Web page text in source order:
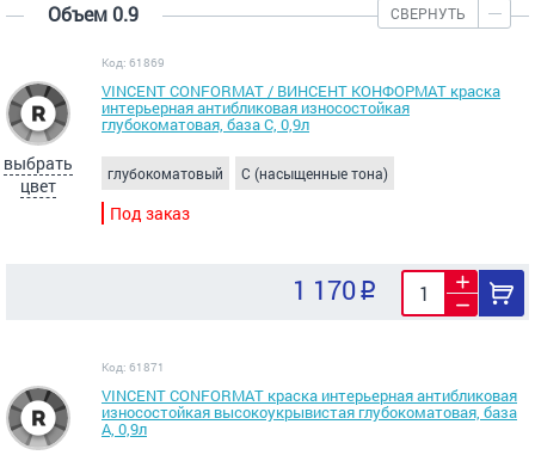
Объем 0.9 СВЕРНУТЬ
выбрать
цвет
Код: 61869
VINCENT CONFORMAT / ВИНСЕНТ КОНФОРМАТ краска
интерьерная антибликовая износостойкая
глубокоматовая, база C, 0,9л
глубокоматовый C (насыщенные тона)
Под заказ
1 170
Код: 61871
VINCENT CONFORMAT краска интерьерная антибликовая
износостойкая высокоукрывистая глубокоматовая, база
А, 0,9л